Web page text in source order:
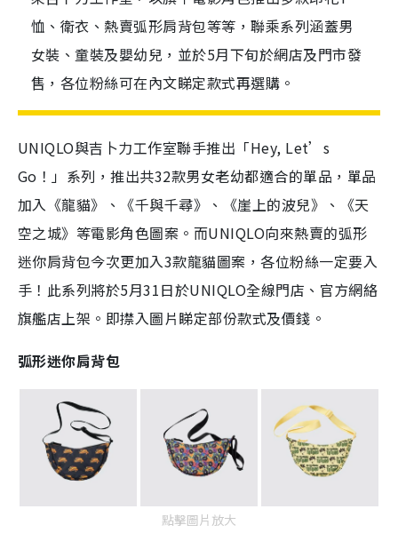
恤、衛衣、熱賣弧形肩背包等等，聯乘系列涵蓋男
女裝、童裝及嬰幼兒，並於5月下旬於網店及門市發
售，各位粉絲可在內文睇定款式再選購。
UNIQLO與吉卜力工作室聯手推出「Hey, Let’s
Go！」系列，推出共32款男女老幼都適合的單品，單品
加入《龍貓》、《千與千尋》、《崖上的波兒》、《天
空之城》等電影角色圖案。而UNIQLO向來熱賣的弧形
迷你肩背包今次更加入3款龍貓圖案，各位粉絲一定要入
手！此系列將於5月31日於UNIQLO全線門店、官方網絡
旗艦店上架。即㩒入圖片睇定部份款式及價錢。
弧形迷你肩背包
點擊圖片放大